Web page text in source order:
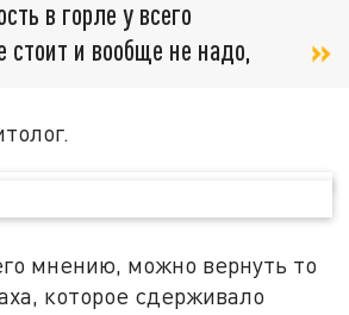
в горле у всего
стоит и вообще не надо,
мнению, можно вернуть то
которое сдерживало